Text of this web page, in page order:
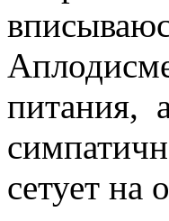
питания,
сетует на